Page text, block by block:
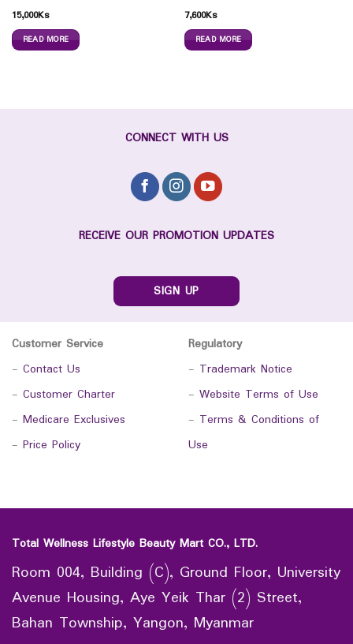
15,000Ks
READ MORE
7,600Ks
READ MORE
CONNECT WITH US
RECEIVE OUR PROMOTION UPDATES
SIGN UP
Customer Service
- Contact Us
- Customer Charter
- Medicare Exclusives
- Price Policy
Regulatory
- Trademark Notice
- Website Terms of Use
- Terms & Conditions of
Use
Total Wellness Lifestyle Beauty Mart CO., LTD.
Room 004, Building (C), Ground Floor, University
Avenue Housing, Aye Yeik Thar (2) Street,
Bahan Township, Yangon, Myanmar